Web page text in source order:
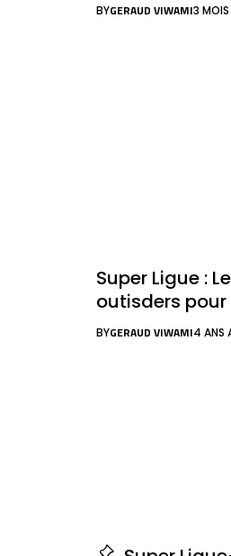
BYGERAUD VIWAMI3
Super Ligue :
outisders
BYGERAUD VIWAMI4 ANS